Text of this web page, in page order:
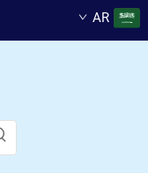
AR